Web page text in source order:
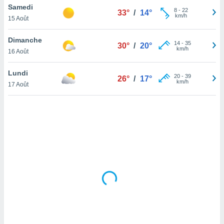
en
de
Samedi
15 Août
33° / 14° 8- 22
km/h
Dimanche
16 Août
30° / 20° 14- 35
km/h
Lundi
17 Août
26° / 17° 20- 39
km/h